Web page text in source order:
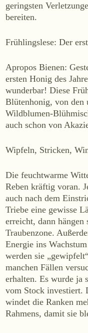
geringsten
bereiten.
Frühlingslese: Der
Apropos Bienen:
ersten Honig des
wunderbar! Diese
Blütenhonig, von den
Wildblumen-
auch schon von
Wipfeln, Stricken,
Die feuchtwarme
Reben kräftig voran.
auch nach dem
Triebe eine gewisse
erreicht, dann hängen
Traubenzone.
Energie ins
werden sie
manchen Fällen
erhalten. Es wurde ja
vom Stock investiert.
windet die Ranken
Rahmens, damit sie